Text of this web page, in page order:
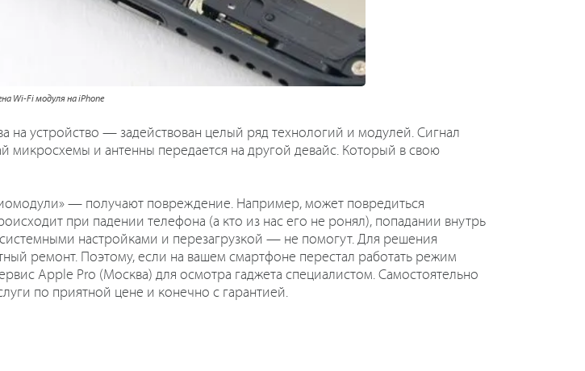
Wi-Fi модуля на iPhone
на устройство — задействован целый ряд технологий и модулей. Сигнал
и антенны передается на другой девайс. Который в свою
— получают повреждение. Например, может повредиться
при падении телефона (а кто из нас его не ронял), попадании внутрь
настройками и перезагрузкой — не помогут. Для решения
ремонт. Поэтому, если на вашем смартфоне перестал работать режим
Apple Pro (Москва) для осмотра гаджета специалистом. Самостоятельно
по приятной цене и конечно с гарантией.